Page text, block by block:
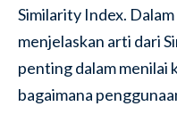
Similarity Index.
menjelaskan arti dari
penting dalam menilai
bagaimana